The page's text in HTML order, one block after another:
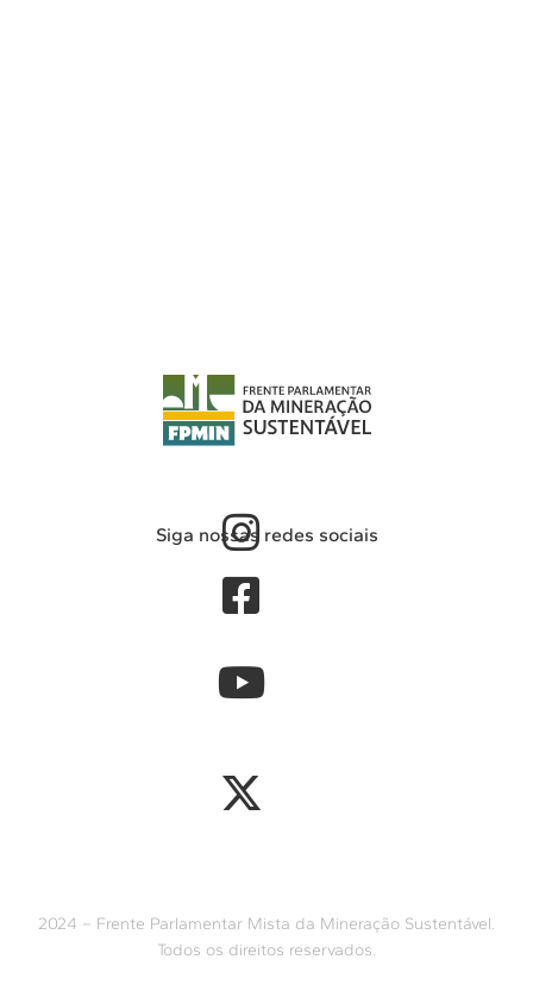
Siga nossas redes sociais
2024 – Frente Parlamentar Mista da Mineração Sustentável.
Todos os direitos reservados.